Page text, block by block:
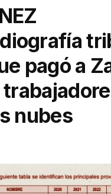
pagó a
nubes